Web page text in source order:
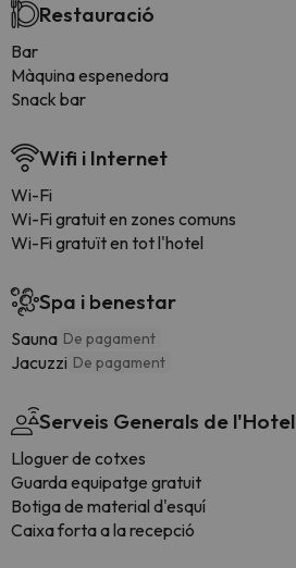
Restauració
Bar
Màquina espenedora
Snack bar
Wifi i Internet
Wi-Fi
Wi-Fi gratuit en zones comuns
Wi-Fi gratuït en tot l'hotel
Spa i benestar
Sauna De pagament
Jacuzzi De pagament
Serveis Generals de l'Hotel
Lloguer de cotxes
Guarda equipatge gratuit
Botiga de material d'esquí
Caixa forta a la recepció